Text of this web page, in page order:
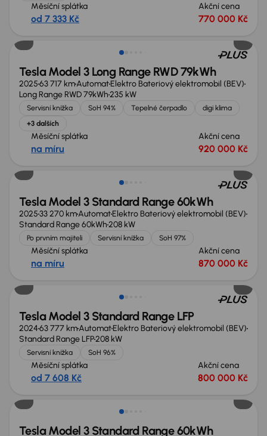
Měsíční splátka
od 7 333 Kč
Akční cena
770 000 Kč
Možnost odpočtu DPH
Tesla Model 3 Long Range RWD 79kWh
202563 717 kmAutomatElektro Bateriový elektromobil (BEV)
Long Range RWD 79kWh235 kW
Servisní knížka SoH 94% Tepelné čerpadlo
digi klima
+3 dalších
Měsíční splátka
na míru
Akční cena
920 000 Kč
Tesla Model 3 Standard Range 60kWh
202533 270 kmAutomatElektro Bateriový elektromobil (BEV)
Standard Range 60kWh208 kW
Po prvním majiteli Servisní knížka SoH 97%
Měsíční splátka
na míru
Akční cena
870 000 Kč
Zlevněno o 40 000 Kč
Tesla Model 3 Standard Range LFP
202463 777 kmAutomatElektro Bateriový elektromobil (BEV)
Standard Range LFP208 kW
Servisní knížka SoH 96%
Měsíční splátka
od 7 608 Kč
Akční cena
800 000 Kč
Dostupné od 7. 9. 2026
Tesla Model 3 Standard Range 60kWh